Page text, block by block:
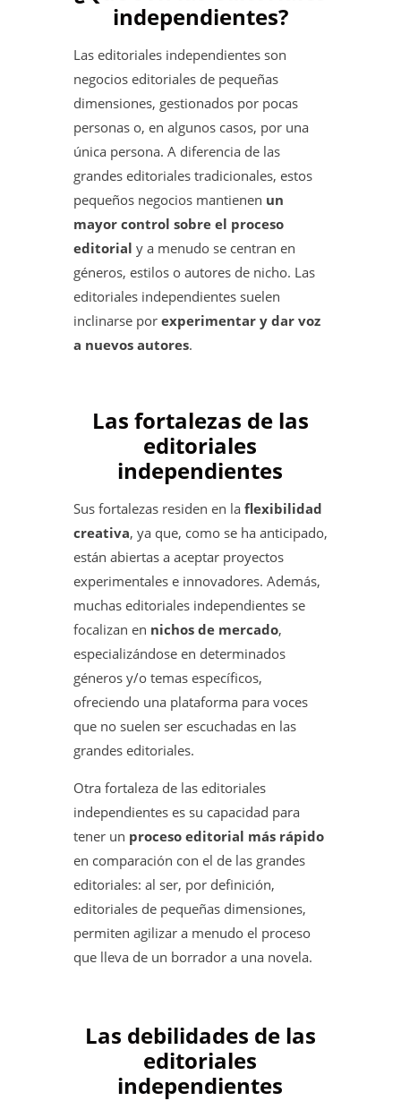
independientes?
Las editoriales independientes son
negocios editoriales de pequeñas
dimensiones, gestionados por pocas
personas o, en algunos casos, por una
única persona. A diferencia de las
grandes editoriales tradicionales, estos
pequeños negocios mantienen un
mayor control sobre el proceso
editorial y a menudo se centran en
géneros, estilos o autores de nicho. Las
editoriales independientes suelen
inclinarse porexperimentar y dar voz
a nuevos autores.
Las fortalezas de las
editoriales
independientes
Sus fortalezas residen en la flexibilidad
creativa, ya que, como se ha anticipado,
están abiertas a aceptar proyectos
experimentales e innovadores. Además,
muchas editoriales independientes se
focalizan en nichos de mercado,
especializándose en determinados
géneros y/o temas específicos,
ofreciendo una plataforma para voces
que no suelen ser escuchadas en las
grandes editoriales.
Otra fortaleza de las editoriales
independientes es su capacidad para
tener un proceso editorial más rápido
en comparación con el de las grandes
editoriales: al ser, por definición,
editoriales de pequeñas dimensiones,
permiten agilizar a menudo el proceso
que lleva de un borrador a una novela.
Las debilidades de las
editoriales
independientes